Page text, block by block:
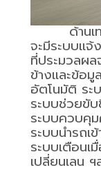
ด้าน
จะมีระบบแ
ที่ประมวลผ
ข้างและข้อ
อัตโนมัติ ระ
ระบบช่วยขั
ระบบควบคุ
ระบบนำรถเ
ระบบเตือน
เปลี่ยนเลน ฯ